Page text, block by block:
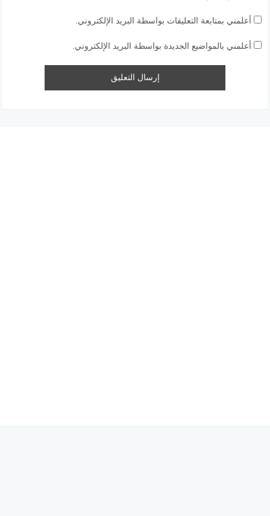
أعلمني بمتابعة التعليقات بواسطة البريد الإلكتروني.
أعلمني بالمواضيع الجديدة بواسطة البريد الإلكتروني.